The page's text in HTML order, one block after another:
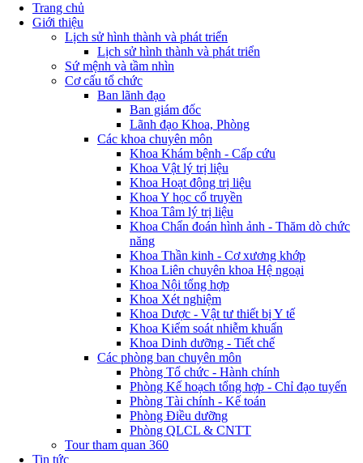
Trang chủ
Giới thiệu
Lịch sử hình thành và phát triển
Lịch sử hình thành và phát triển
Sứ mệnh và tầm nhìn
Cơ cấu tổ chức
Ban lãnh đạo
Ban giám đốc
Lãnh đạo Khoa, Phòng
Các khoa chuyên môn
Khoa Khám bệnh - Cấp cứu
Khoa Vật lý trị liệu
Khoa Hoạt động trị liệu
Khoa Y học cổ truyền
Khoa Tâm lý trị liệu
Khoa Chẩn đoán hình ảnh - Thăm dò chức
năng
Khoa Thần kinh - Cơ xương khớp
Khoa Liên chuyên khoa Hệ ngoại
Khoa Nội tổng hợp
Khoa Xét nghiệm
Khoa Dược - Vật tư thiết bị Y tế
Khoa Kiểm soát nhiễm khuẩn
Khoa Dinh dưỡng - Tiết chế
Các phòng ban chuyên môn
Phòng Tổ chức - Hành chính
Phòng Kế hoạch tổng hợp - Chỉ đạo tuyến
Phòng Tài chính - Kế toán
Phòng Điều dưỡng
Phòng QLCL & CNTT
Tour tham quan 360
Tin tức